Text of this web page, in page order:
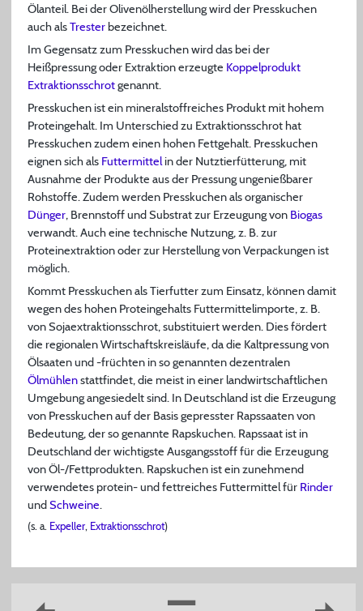
Ölanteil. Bei der Olivenölherstellung wird der Presskuchen
auch alsTresterbezeichnet.
Im Gegensatz zum Presskuchen wird das bei der
Heißpressung oder Extraktion erzeugte Koppelprodukt
Extraktionsschrotgenannt.
Presskuchen ist ein mineralstoffreiches Produkt mit hohem
Proteingehalt. Im Unterschied zu Extraktionsschrot hat
Presskuchen zudem einen hohen Fettgehalt. Presskuchen
eignen sich als Futtermittelin der Nutztierfütterung, mit
Ausnahme der Produkte aus der Pressung ungenießbarer
Rohstoffe. Zudem werden Presskuchen als organischer
Dünger, Brennstoff und Substrat zur Erzeugung von Biogas
verwandt. Auch eine technische Nutzung, z. B. zur
Proteinextraktion oder zur Herstellung von Verpackungen ist
möglich.
Kommt Presskuchen als Tierfutter zum Einsatz, können damit
wegen des hohen Proteingehalts Futtermittelimporte, z. B.
von Sojaextraktionsschrot, substituiert werden. Dies fördert
die regionalen Wirtschaftskreisläufe, da die Kaltpressung von
Ölsaaten und -früchten in so genannten dezentralen
Ölmühlenstattfindet, die meist in einer landwirtschaftlichen
Umgebung angesiedelt sind. In Deutschland ist die Erzeugung
von Presskuchen auf der Basis gepresster Rapssaaten von
Bedeutung, der so genannte Rapskuchen. Rapssaat ist in
Deutschland der wichtigste Ausgangsstoff für die Erzeugung
von Öl-/Fettprodukten. Rapskuchen ist ein zunehmend
verwendetes protein- und fettreiches Futtermittel für Rinder
undSchweine.
(s. a. Expeller, Extraktionsschrot)